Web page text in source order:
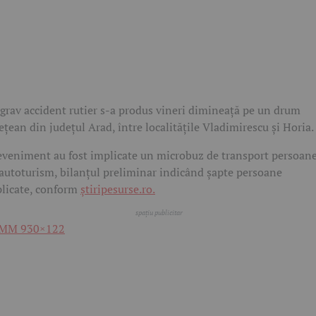
accident rutier s-a produs vineri dimineață pe un drum
din județul Arad, între localitățile Vladimirescu și Horia.
au fost implicate un microbuz de transport
bilanțul preliminar indicând șapte persoane
conform știripesurse.ro.